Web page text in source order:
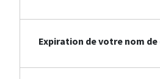
Expiration de votre nom